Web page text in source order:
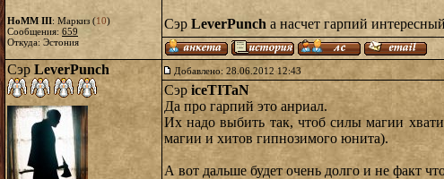
HoMM III: Маркиз (10)
Сообщения: 659
Откуда: Эстония
Сэр LeverPunch а насчет гарпий
Сэр LeverPunch Добавлено: 28.06.2012 12:43
Сэр iceTITaN
Да про гарпий это анриал.
Их надо выбить так, чтоб силы магии
магии и хитов гипнозимого юнита).
А вот дальше будет очень долго и не факт